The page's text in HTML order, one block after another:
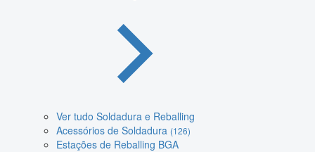
Ver tudo Soldadura e Reballing
Acessórios de Soldadura (126)
Estações de Reballing BGA